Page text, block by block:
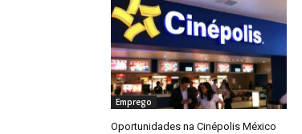
Emprego
Oportunidades na Cinépolis México